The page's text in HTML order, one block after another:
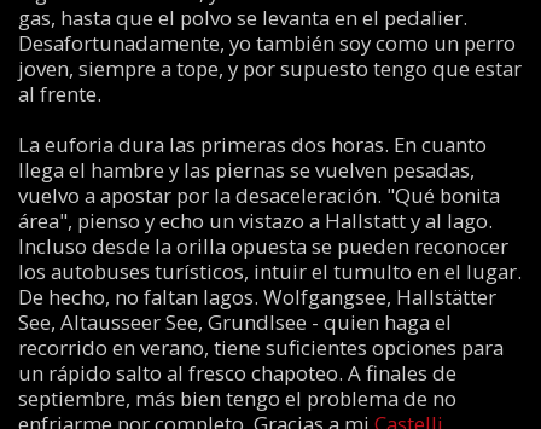
gas, hasta que el polvo se levanta en el pedalier.
Desafortunadamente, yo también soy como un perro
joven, siempre a tope, y por supuesto tengo que estar
al frente.
La euforia dura las primeras dos horas. En cuanto
llega el hambre y las piernas se vuelven pesadas,
vuelvo a apostar por la desaceleración. "Qué bonita
área", pienso y echo un vistazo a Hallstatt y al lago.
Incluso desde la orilla opuesta se pueden reconocer
los autobuses turísticos, intuir el tumulto en el lugar.
De hecho, no faltan lagos. Wolfgangsee, Hallstätter
See, Altausseer See, Grundlsee - quien haga el
recorrido en verano, tiene suficientes opciones para
un rápido salto al fresco chapoteo. A finales de
septiembre, más bien tengo el problema de no
enfriarme por completo. Gracias a mi Castelli